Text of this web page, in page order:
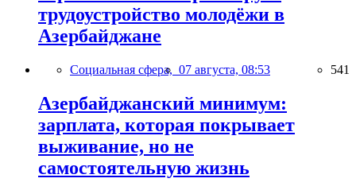
трудоустройство молодёжи в
Азербайджане
Социальная сфера, 07 августа, 08:53 541
Азербайджанский минимум:
зарплата, которая покрывает
выживание, но не
самостоятельную жизнь